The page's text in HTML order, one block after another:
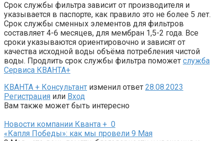
Срок службы фильтра зависит от производителя и
указывается в паспорте, как правило это не более 5 лет.
Срок службы сменных элементов для фильтров
составляет 4-6 месяцев, для мембран 1,5-2 года. Все
сроки указываются ориентировочно и зависят от
качества исходной воды объёма потребления чистой
воды. Продлить срок службы фильтра поможет служба
Сервиса КВАНТА+
КВАНТА + Консультант изменил ответ 28.08.2023
Регистрация или Вход
Вам также может быть интересно
Новости компании Кванта + 0
«Капля Победы»: как мы провели 9 Мая